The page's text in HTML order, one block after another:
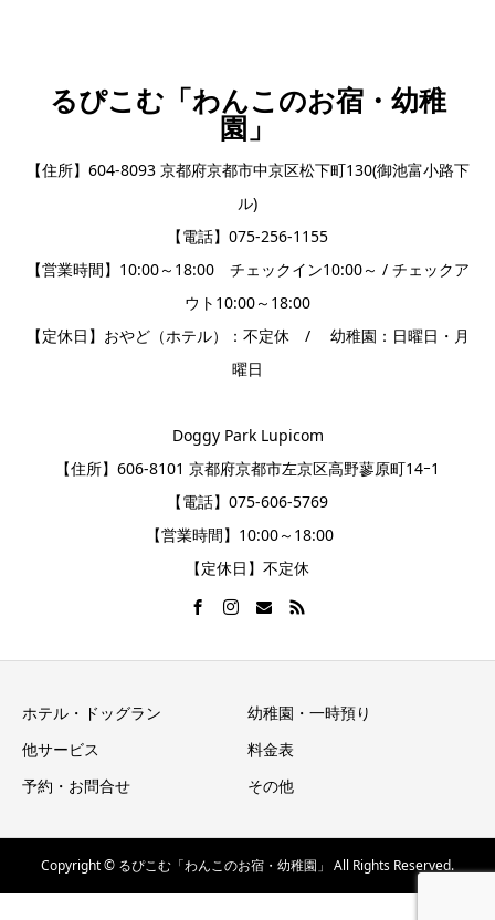
るぴこむ「わんこのお宿・幼稚
園」
【住所】604-8093 京都府京都市中京区松下町130(御池富小路下
ル)
【電話】075-256-1155
【営業時間】10:00～18:00 チェックイン10:00～ / チェックア
ウト10:00～18:00
【定休日】おやど（ホテル）：不定休 / 幼稚園：日曜日・月
曜日
Doggy Park Lupicom
【住所】606-8101 京都府京都市左京区高野蓼原町14ｰ1
【電話】075-606-5769
【営業時間】10:00～18:00
【定休日】不定休
ホテル・ドッグラン
幼稚園・一時預り
他サービス
料金表
予約・お問合せ
その他
Copyright © るぴこむ「わんこのお宿・幼稚園」 All Rights Reserved.